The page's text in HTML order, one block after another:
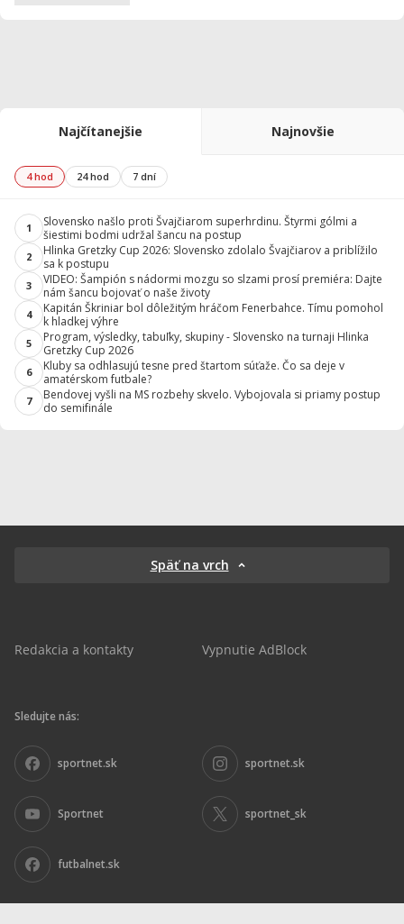
Najčítanejšie Najnovšie
4 hod 24 hod 7 dní
1
Slovensko našlo proti Švajčiarom superhrdinu. Štyrmi gólmi a
šiestimi bodmi udržal šancu na postup
2
Hlinka Gretzky Cup 2026: Slovensko zdolalo Švajčiarov a priblížilo
sa k postupu
3
VIDEO: Šampión s nádormi mozgu so slzami prosí premiéra: Dajte
nám šancu bojovať o naše životy
4
Kapitán Škriniar bol dôležitým hráčom Fenerbahce. Tímu pomohol
k hladkej výhre
5
Program, výsledky, tabuľky, skupiny - Slovensko na turnaji Hlinka
Gretzky Cup 2026
6
Kluby sa odhlasujú tesne pred štartom súťaže. Čo sa deje v
amatérskom futbale?
7
Bendovej vyšli na MS rozbehy skvelo. Vybojovala si priamy postup
do semifinále
Späť na vrch
Redakcia a kontakty Vypnutie AdBlock
Sledujte nás:
sportnet.sk sportnet.sk
Sportnet sportnet_sk
futbalnet.sk